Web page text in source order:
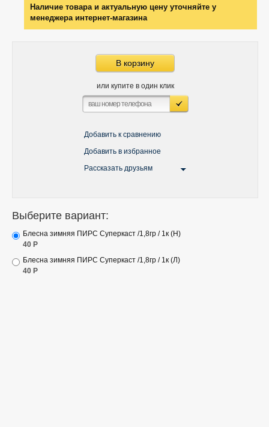
Наличие товара и актуальную цену уточняйте у
менеджера интернет-магазина
В корзину
или купите в один клик
Добавить к сравнению
Добавить в избранное
Рассказать друзьям
Выберите вариант:
Блесна зимняя ПИРС Суперкаст /1,8гр / 1к (Н)
40 Р
Блесна зимняя ПИРС Суперкаст /1,8гр / 1к (Л)
40 Р